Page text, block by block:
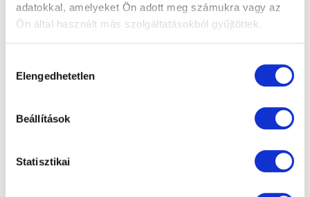
adatokkal, amelyeket Ön adott meg számukra vagy az
Ön által használt más szolgáltatásokból gyűjtöttek.
kiválasztása
Elengedhetetlen
Beállítások
Statisztikai
További bejegyzések